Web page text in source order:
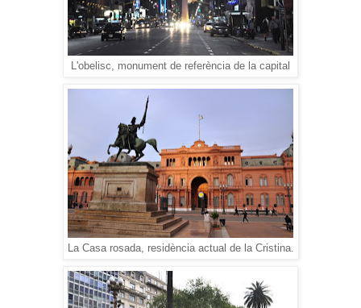
L'obelisc, monument de referència de la capital
La Casa rosada, residència actual de la Cristina.